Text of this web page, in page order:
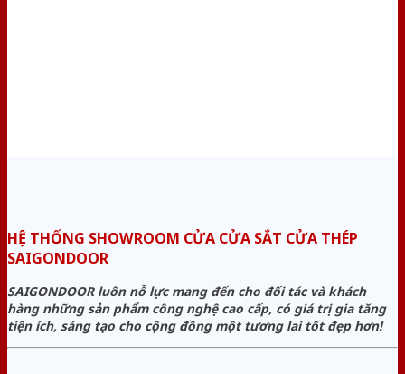
HỆ THỐNG SHOWROOM CỬA CỬA SẮT CỬA THÉP
SAIGONDOOR
SAIGONDOOR luôn nỗ lực mang đến cho đối tác và khách
hàng những sản phẩm công nghệ cao cấp, có giá trị gia tăng
tiện ích, sáng tạo cho cộng đồng một tương lai tốt đẹp hơn!